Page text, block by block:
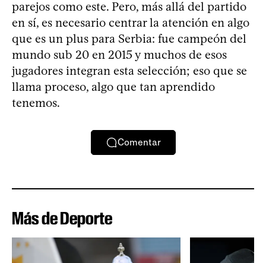
parejos como este. Pero, más allá del partido
en sí, es necesario centrar la atención en algo
que es un plus para Serbia: fue campeón del
mundo sub 20 en 2015 y muchos de esos
jugadores integran esta selección; eso que se
llama proceso, algo que tan aprendido
tenemos.
Comentar
Más de Deporte